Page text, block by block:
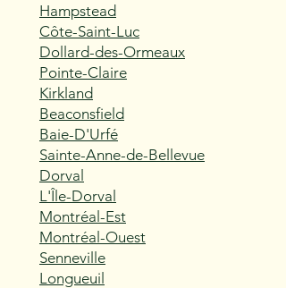
Hampstead
Côte-Saint-Luc
Dollard-des-Ormeaux
Pointe-Claire
Kirkland
Beaconsfield
Baie-D'Urfé
Sainte-Anne-de-Bellevue
Dorval
L'Île-Dorval
Montréal-Est
Montréal-Ouest
Senneville
Longueuil